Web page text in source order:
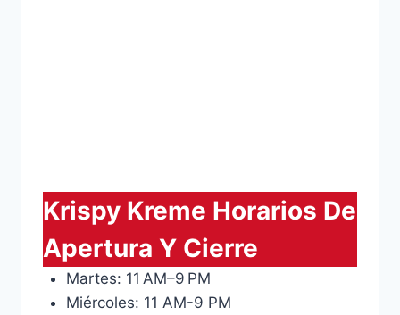
Krispy Kreme Horarios De
Apertura Y Cierre
Martes: 11 AM–9 PM
Miércoles: 11 AM-9 PM